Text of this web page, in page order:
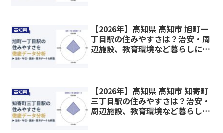
高知県
【2026年】高知県 高知市 旭町一
丁目駅の住みやすさは？治安・周
辺施設、教育環境など暮らしに関
高知県
【2026年】高知県 高知市 知寄町
三丁目駅の住みやすさは？治安・
周辺施設、教育環境など暮らしに